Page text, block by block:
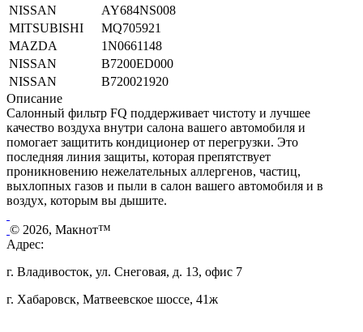
NISSAN
AY684NS008
MITSUBISHI
MQ705921
MAZDA
1N0661148
NISSAN
B7200ED000
NISSAN
B720021920
Описание
Салонный фильтр FQ поддерживает чистоту и лучшее
качество воздуха внутри салона вашего автомобиля и
помогает защитить кондиционер от перегрузки. Это
последняя линия защиты, которая препятствует
проникновению нежелательных аллергенов, частиц,
выхлопных газов и пыли в салон вашего автомобиля и в
воздух, которым вы дышите.
© 2026, Макнот™
Адрес:
г. Владивосток, ул. Снеговая, д. 13, офис 7
г. Хабаровск, Матвеевское шоссе, 41ж